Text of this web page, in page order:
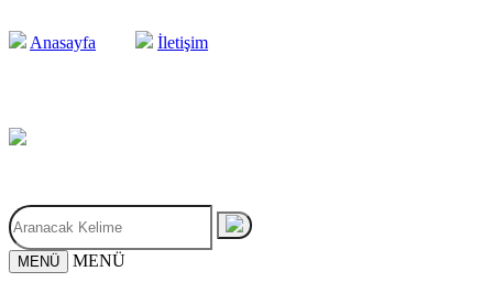
Anasayfa İletişim
MENÜ MENÜ